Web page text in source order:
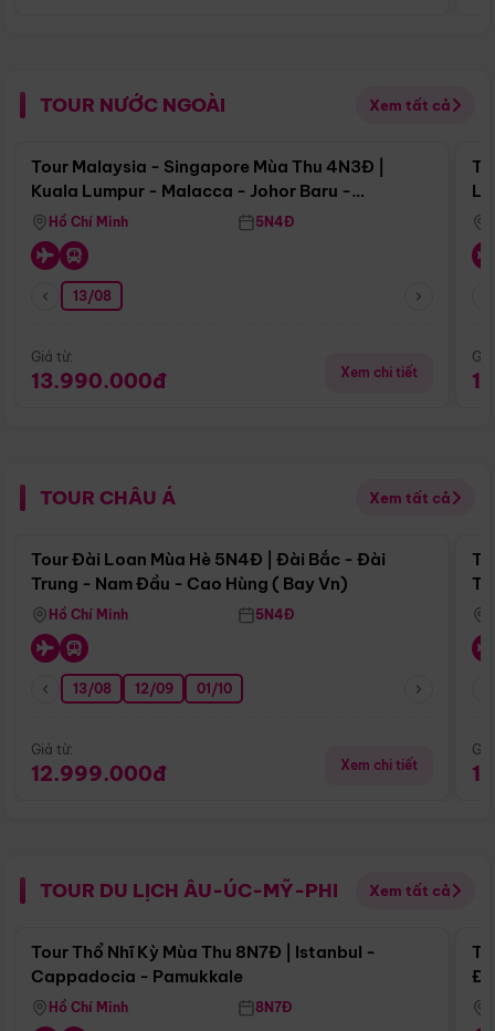
TOUR NƯỚC NGOÀI Xem tất cả
Điểm nổi bật
Tour Malaysia - Singapore Mùa Thu 4N3Đ |
Kuala Lumpur - Malacca - Johor Baru -
Singapore
Hồ Chí Minh 5N4Đ
13/08
Giá từ:
13.990.000đ Xem chi tiết
TOUR CHÂU Á Xem tất cả
Điểm nổi bật
Tour Đài Loan Mùa Hè 5N4Đ | Đài Bắc - Đài
Trung - Nam Đầu - Cao Hùng ( Bay Vn)
Hồ Chí Minh 5N4Đ
13/08 12/09 01/10
Giá từ:
12.999.000đ Xem chi tiết
TOUR DU LỊCH ÂU-ÚC-MỸ-PHI Xem tất cả
Điểm nổi bật
Tour Thổ Nhĩ Kỳ Mùa Thu 8N7Đ | Istanbul -
Cappadocia - Pamukkale
Hồ Chí Minh 8N7Đ